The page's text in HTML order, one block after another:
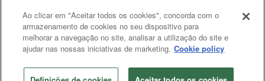
Comunicações Metodistas Unidas é uma agência da Igreja
Metodista Unida
©2026
Comunicações Metodistas Unidas. Todos os direitos
reservados
Ao clicar em "Aceitar todos os cookies", concorda com o
armazenamento de cookies no seu dispositivo para
melhorar a navegação no site, analisar a utilização do site e
ajudar nas nossas iniciativas de marketing. Cookie policy